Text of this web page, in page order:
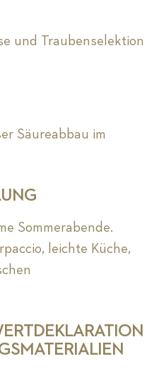
und Traubenselektion
Säureabbau im
Sommerabende.
leichte Küche,